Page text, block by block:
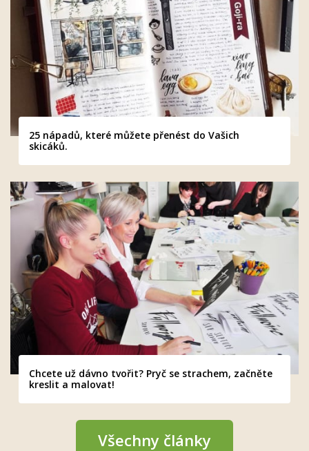
25 nápadů, které můžete přenést do Vašich
skicáků.
Chcete už dávno tvořit? Pryč se strachem, začněte
kreslit a malovat!
Všechny články